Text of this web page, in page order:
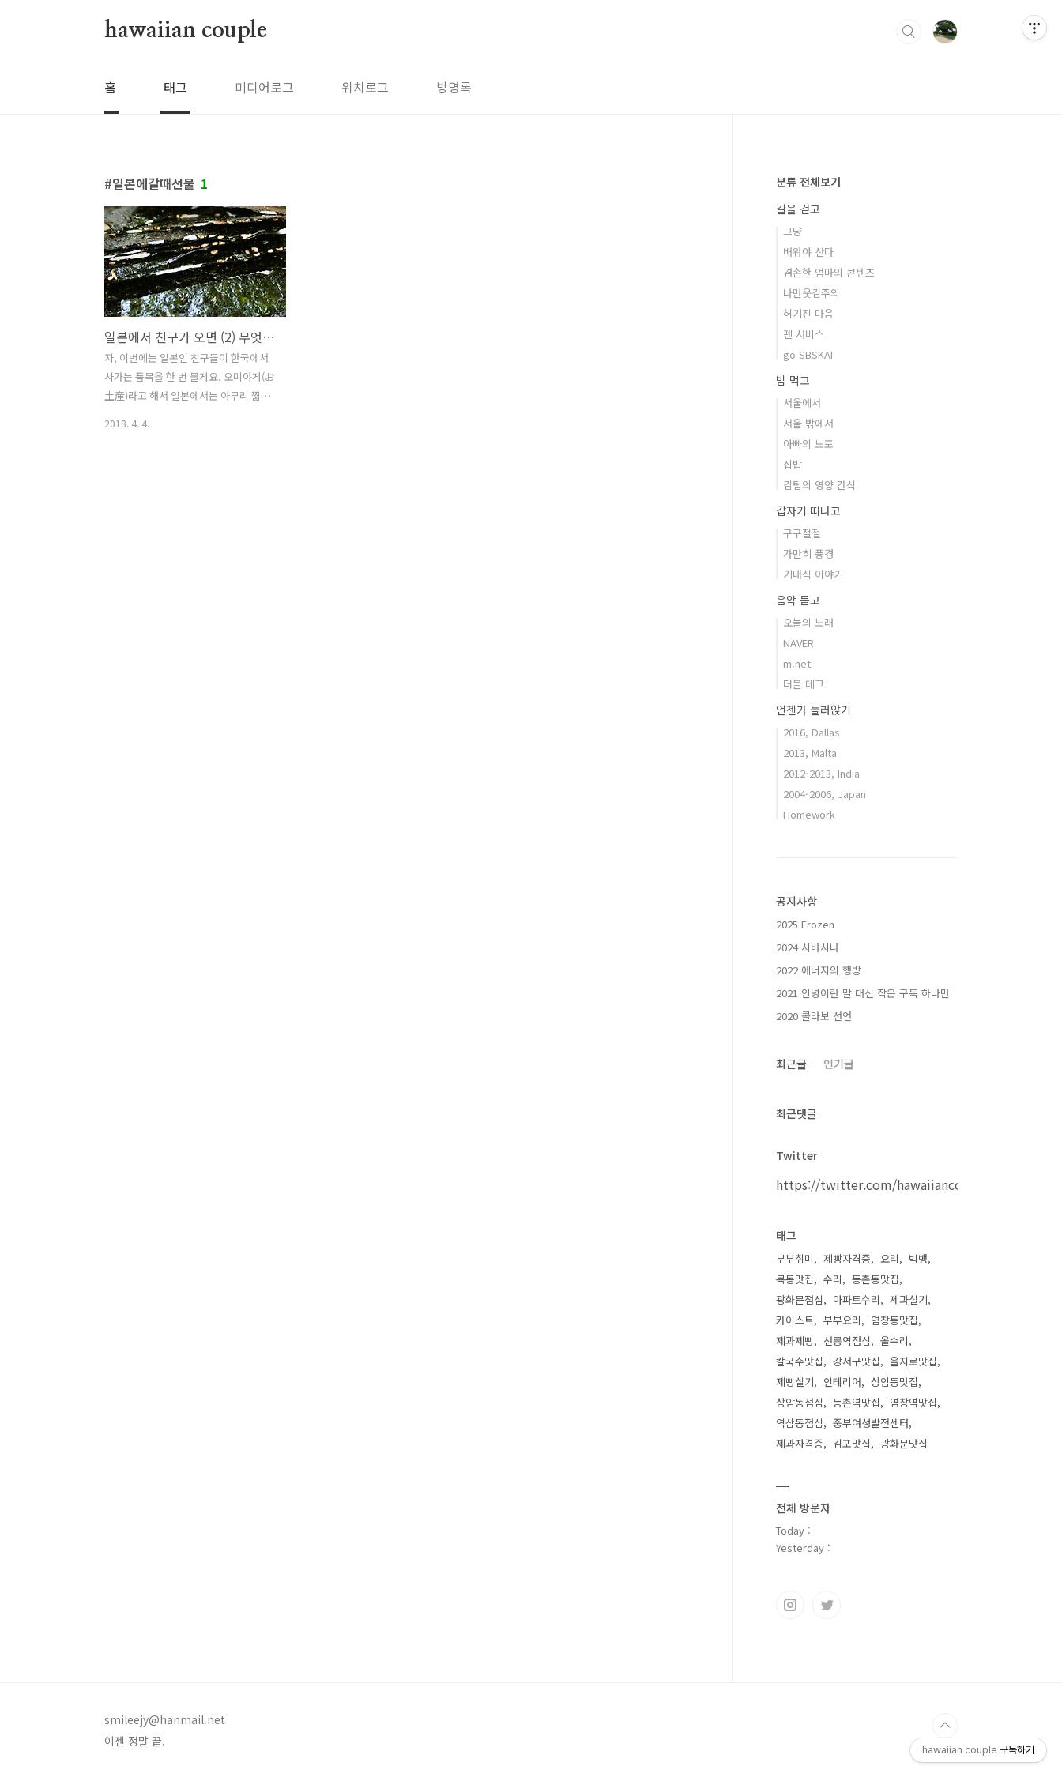
hawaiian couple
홈 태그 미디어로그 위치로그 방명록
일본에갈때선물 1
일본에서 친구가 오면 (2) 무엇을 주로 사가지?
자, 이번에는 일본인 친구들이 한국에서
사가는 품목을 한 번 볼게요. 오미야게(お
土産)라고 해서 일본에서는 아무리 짧은
2018. 4. 4.
분류 전체보기
길을 걷고
그냥
배워야 산다
겸손한 엄마의 콘텐츠
나만웃김주의
허기진 마음
펜 서비스
go SBSKAI
밥 먹고
서울에서
서울 밖에서
아빠의 노포
집밥
김팀의 영양 간식
갑자기 떠나고
구구절절
가만히 풍경
기내식 이야기
음악 듣고
오늘의 노래
NAVER
m.net
더블 데크
언젠가 눌러앉기
2016, Dallas
2013, Malta
2012-2013, India
2004-2006, Japan
Homework
공지사항
2025 Frozen
2024 사바사나
2022 에너지의 행방
2021 안녕이란 말 대신 작은 구독 하나만
2020 콜라보 선언
최근글 인기글
최근댓글
Twitter
https://twitter.com/hawaiiancouple
태그
부부취미 제빵자격증 요리
빅뱅
목동맛집
수리
등촌동맛집
광화문점심
아파트수리
제과실기
카이스트
부부요리
염창동맛집
제과제빵
선릉역점심
올수리
칼국수맛집
강서구맛집
을지로맛집
제빵실기
인테리어
상암동맛집
상암동점심
등촌역맛집
염창역맛집
역삼동점심
중부여성발전센터
제과자격증
김포맛집 광화문맛집
전체 방문자
Today :
Yesterday :
smileejy@hanmail.net
이젠 정말 끝.
hawaiian couple 구독하기